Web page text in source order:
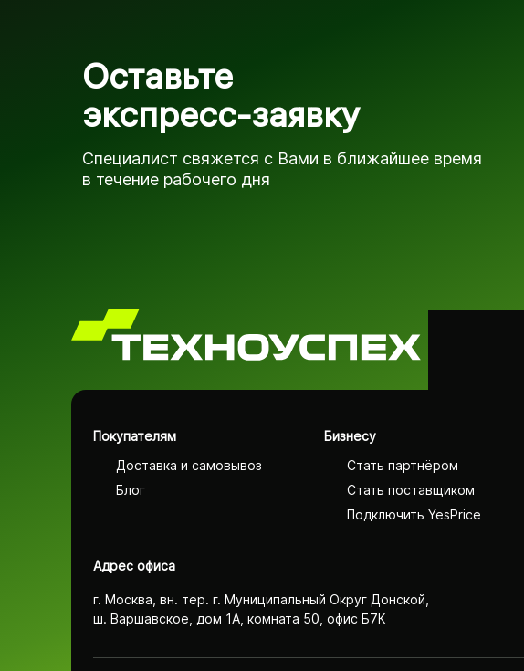
Оставьте
экспресс-заявку
Специалист свяжется с Вами в ближайшее время
в течение рабочего дня
Покупателям
Доставка и самовывоз
Блог
Бизнесу
Стать партнёром
Стать поставщиком
Подключить YesPrice
Адрес офиса
г. Москва, вн. тер. г. Муниципальный Округ Донской,
ш. Варшавское, дом 1А, комната 50, офис Б7К